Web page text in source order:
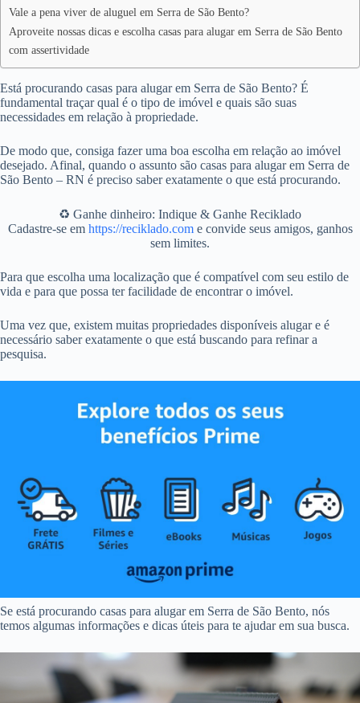
Vale a pena viver de aluguel em Serra de São Bento?
Aproveite nossas dicas e escolha casas para alugar em Serra de São Bento
com assertividade
Está procurando casas para alugar em Serra de São Bento? É
fundamental traçar qual é o tipo de imóvel e quais são suas
necessidades em relação à propriedade.
De modo que, consiga fazer uma boa escolha em relação ao imóvel
desejado. Afinal, quando o assunto são casas para alugar em Serra de
São Bento – RN é preciso saber exatamente o que está procurando.
♻️ Ganhe dinheiro: Indique & Ganhe Reciklado
Cadastre-se em https://reciklado.come convide seus amigos, ganhos
sem limites.
Para que escolha uma localização que é compatível com seu estilo de
vida e para que possa ter facilidade de encontrar o imóvel.
Uma vez que, existem muitas propriedades disponíveis alugar e é
necessário saber exatamente o que está buscando para refinar a
pesquisa.
Se está procurando casas para alugar em Serra de São Bento, nós
temos algumas informações e dicas úteis para te ajudar em sua busca.